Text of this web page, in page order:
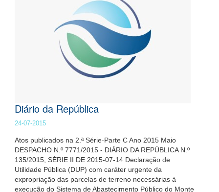
Diário da República
24-07-2015
Atos publicados na 2.ª Série-Parte C Ano 2015 Maio
DESPACHO N.º 7771/2015 - DIÁRIO DA REPÚBLICA N.º
135/2015, SÉRIE II DE 2015-07-14 Declaração de
Utilidade Pública (DUP) com caráter urgente da
expropriação das parcelas de terreno necessárias à
execução do Sistema de Abastecimento Público do Monte